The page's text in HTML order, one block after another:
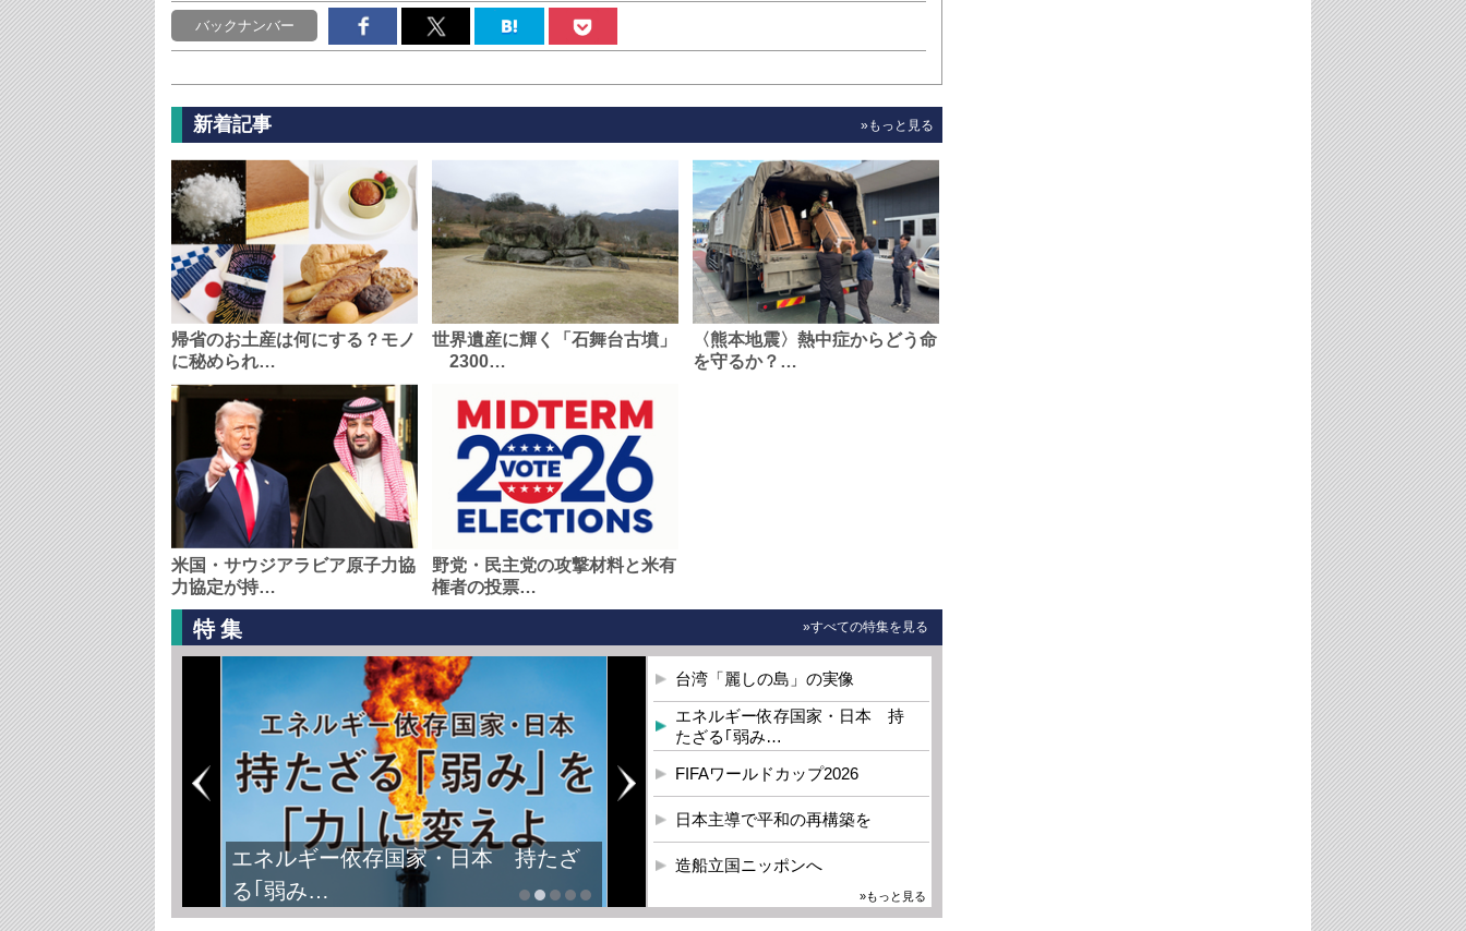
バックナンバー
新着記事 »もっと見る
帰省のお土産は何にする？モノ
に秘められ…
世界遺産に輝く「石舞台古墳」
2300…
〈熊本地震〉熱中症からどう命
を守るか？…
米国・サウジアラビア原子力協
力協定が持…
野党・民主党の攻撃材料と米有
権者の投票…
特集 »すべての特集を見る
エネルギー依存国家・日本 持たざ
る｢弱み…
台湾「麗しの島」の実像
エネルギー依存国家・日本 持
たざる｢弱み…
FIFAワールドカップ2026
日本主導で平和の再構築を
造船立国ニッポンへ
»もっと見る